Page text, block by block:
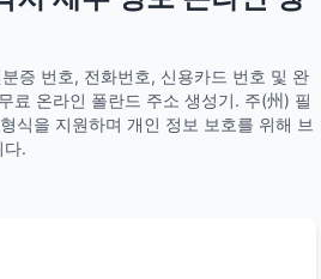
증 번호, 전화번호, 신용카드 번호 및 완
료 온라인 폴란드 주소 생성기. 주(州) 필
식을 지원하며 개인 정보 보호를 위해 브
다.